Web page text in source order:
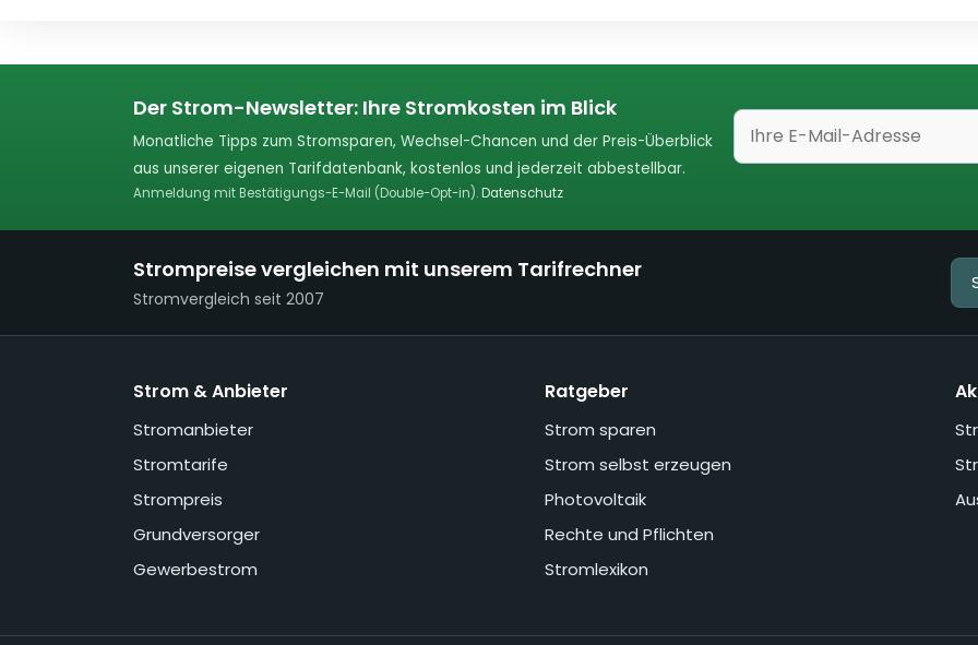
Der Strom-Newsletter: Ihre Stromkosten im Blick
Monatliche Tipps zum Stromsparen, Wechsel-Chancen und der Preis-Überblick
aus unserer eigenen Tarifdatenbank, kostenlos und jederzeit abbestellbar.
Anmeldung mit Bestätigungs-E-Mail (Double-Opt-in).Datenschutz
Strompreise vergleichen mit unserem Tarifrechner
Stromvergleich seit 2007
Strom & Anbieter
Stromanbieter
Stromtarife
Strompreis
Grundversorger
Gewerbestrom
Ratgeber
Strom sparen
Strom selbst erzeugen
Photovoltaik
Rechte und Pflichten
Stromlexikon